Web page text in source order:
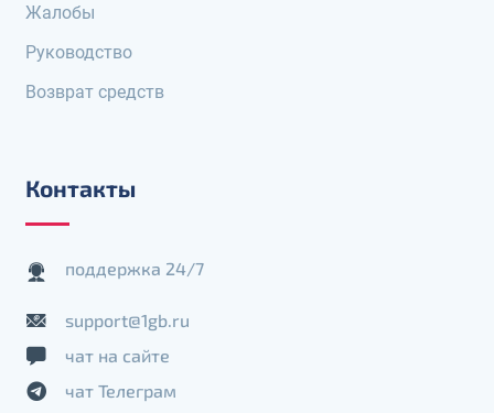
Жалобы
Руководство
Возврат средств
Контакты
поддержка 24/7
support@1gb.ru
чат на сайте
чат Телеграм